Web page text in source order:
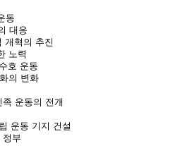
동
대응
개혁의 추진
노력
호 운동
의 변화
운동의 전개
운동 기지 건설
부